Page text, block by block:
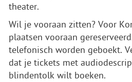
theater.
Wil je vooraan zitten? Voor
plaatsen vooraan
telefonisch worden geboekt.
dat je tickets met
blindentolk wilt boeken.